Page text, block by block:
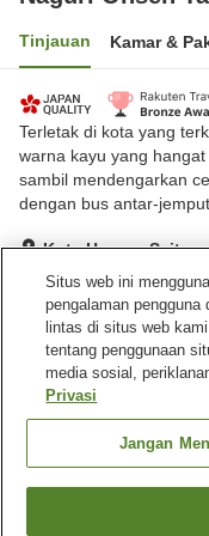
Tinjauan Kamar &
Terletak di kota yang
warna kayu yang
sambil mendengarkan
dengan bus antar-
Kota Hanno,
Lihat di peta
Luar biasa
Fasilitas properti
Tempat parkir
Situs web ini
pengalaman
lintas di situs web
tentang penggunaan
media sosial,
Privasi
Jangan